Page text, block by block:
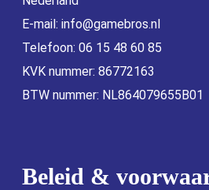
E-mail: info@gamebros.nl
Telefoon: 06 15 48 60 85
KVK nummer: 86772163
BTW nummer: NL864079655B01
Beleid &